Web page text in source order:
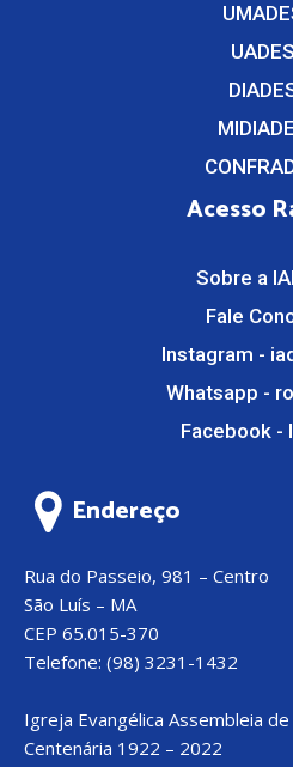
Acesso
Sobre a
Fale
Instagram -
Whatsapp -
Facebook -
Endereço
Rua do Passeio, 981 – Centro
São Luís – MA
CEP 65.015-370
Telefone: (98) 3231-1432
Igreja Evangélica Assembleia
Centenária 1922 – 2022